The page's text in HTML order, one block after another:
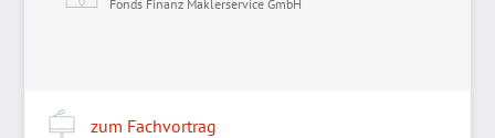
Fonds Finanz Maklerservice GmbH
zum Fachvortrag